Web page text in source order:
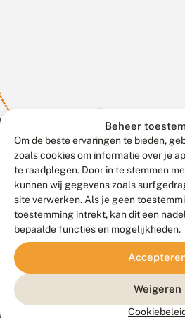
Beheer
Om de beste ervaringen te bieden,
zoals cookies om informatie over je
te raadplegen. Door in te stemmen
kunnen wij gegevens zoals
site verwerken. Als je geen
toestemming intrekt, kan dit een
bepaalde functies en mogelijkheden.
Weigeren
Contact
Veelgestelde vragen
Doneer
Meld waarnemingen
© 2026
Duurzaam ontwikkeld door
Blue Field
Privacy
Disclaimer
Sitemap